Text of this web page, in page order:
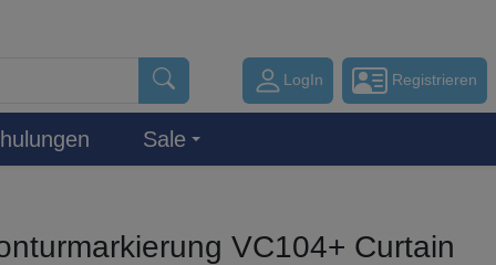
LogIn Registrieren
Sale
VC104+ Curtain